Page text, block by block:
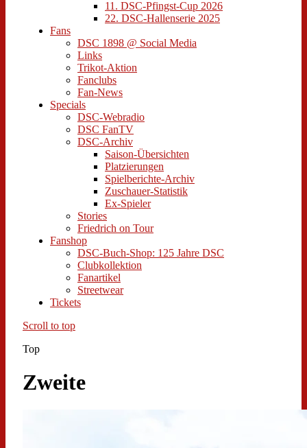
11. DSC-Pfingst-Cup 2026
22. DSC-Hallenserie 2025
Fans
DSC 1898 @ Social Media
Links
Trikot-Aktion
Fanclubs
Fan-News
Specials
DSC-Webradio
DSC FanTV
DSC-Archiv
Saison-Übersichten
Platzierungen
Spielberichte-Archiv
Zuschauer-Statistik
Ex-Spieler
Stories
Friedrich on Tour
Fanshop
DSC-Buch-Shop: 125 Jahre DSC
Clubkollektion
Fanartikel
Streetwear
Tickets
Scroll to top
Top
Zweite